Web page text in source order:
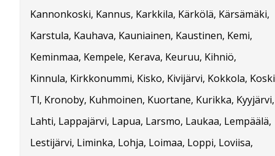
Kannonkoski, Kannus, Karkkila, Kärkölä, Kärsämäki,
Karstula, Kauhava, Kauniainen, Kaustinen, Kemi,
Keminmaa, Kempele, Kerava, Keuruu, Kihniö,
Kinnula, Kirkkonummi, Kisko, Kivijärvi, Kokkola, Koski
Tl, Kronoby, Kuhmoinen, Kuortane, Kurikka, Kyyjärvi,
Lahti, Lappajärvi, Lapua, Larsmo, Laukaa, Lempäälä,
Lestijärvi, Liminka, Lohja, Loimaa, Loppi, Loviisa,